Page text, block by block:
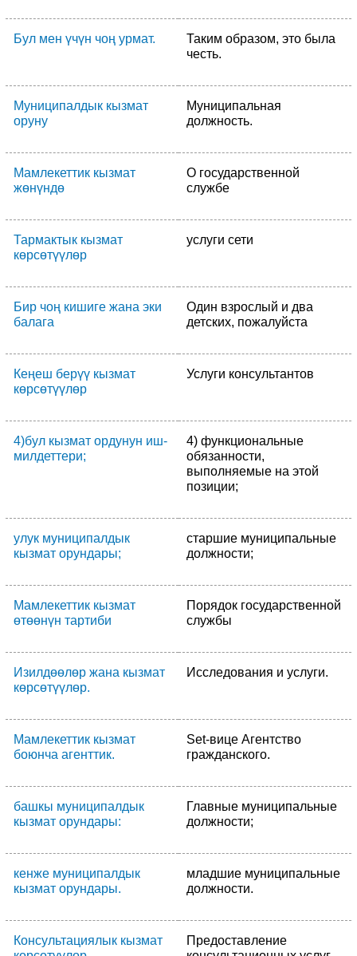
Бул мен үчүн чоң урмат.
Таким образом, это была
честь.
Муниципалдык кызмат
оруну
Муниципальная
должность.
Мамлекеттик кызмат
жөнүндө
О государственной
службе
Тармактык кызмат
көрсөтүүлөр
услуги сети
Бир чоң кишиге жана эки
балага
Один взрослый и два
детских, пожалуйста
Кеңеш берүү кызмат
көрсөтүүлөр
Услуги консультантов
4)бул кызмат ордунун иш-
милдеттери;
4) функциональные
обязанности,
выполняемые на этой
позиции;
улук муниципалдык
кызмат орундары;
старшие муниципальные
должности;
Мамлекеттик кызмат
өтөөнүн тартиби
Порядок государственной
службы
Изилдөөлөр жана кызмат
көрсөтүүлөр.
Исследования и услуги.
Мамлекеттик кызмат
боюнча агенттик.
Set-вице Агентство
гражданского.
башкы муниципалдык
кызмат орундары:
Главные муниципальные
должности;
кенже муниципалдык
кызмат орундары.
младшие муниципальные
должности.
Консультациялык кызмат
Предоставление